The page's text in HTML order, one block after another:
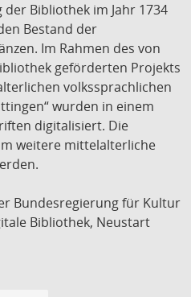
Bibliothek im Jahr 1734
Bestand der
Im Rahmen des von
geförderten Projekts
volkssprachlichen
wurden in einem
digitalisiert. Die
weitere mittelalterliche
Bundesregierung für Kultur
Bibliothek, Neustart